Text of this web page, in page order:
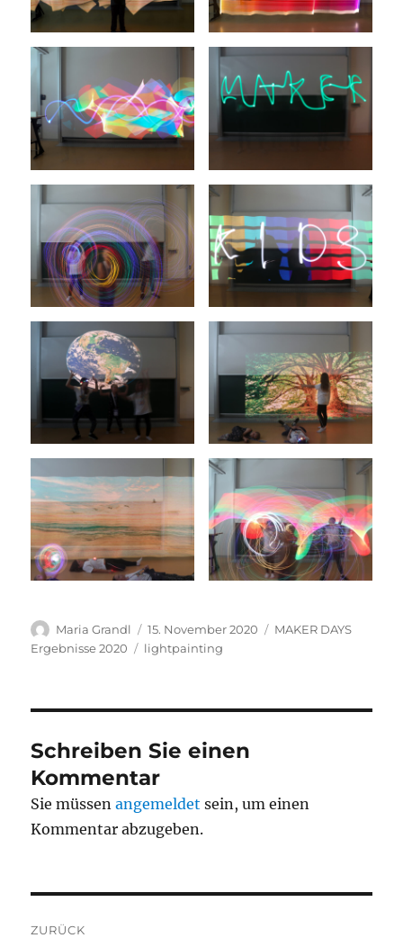
Autor
Maria Grandl
Veröffentlicht
am
15. November 2020 Kategorien
MAKER DAYS
Ergebnisse 2020
Schlagwörter
lightpainting
Schreiben Sie einen
Kommentar
Sie müssenangemeldet sein, um einen
Kommentar abzugeben.
ZURÜCK